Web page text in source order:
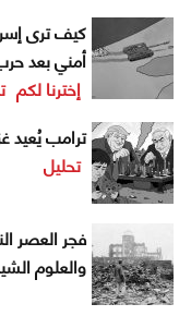
كيف ترى
أمني بعد حرب
إخترنا لكم
ترامب يُعيد
تحليل
فجر العصر
والعلوم